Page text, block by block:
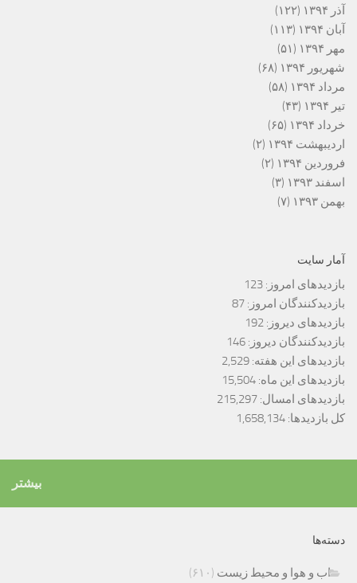
آذر ۱۳۹۴
(۱۲۲)
آبان ۱۳۹۴
(۱۱۳)
مهر ۱۳۹۴
(۵۱)
شهریور ۱۳۹۴
(۶۸)
مرداد ۱۳۹۴
(۵۸)
تیر ۱۳۹۴
(۴۳)
خرداد ۱۳۹۴
(۶۵)
اردیبهشت ۱۳۹۴
(۲)
فروردین ۱۳۹۴
(۲)
اسفند ۱۳۹۳
(۳)
بهمن ۱۳۹۳
(۷)
آمار سایت
بازدیدهای امروز: 123
بازدیدکنندگان امروز: 87
بازدیدهای دیروز: 192
بازدیدکنندگان دیروز: 146
بازدیدهای این هفته: 2,529
بازدیدهای این ماه: 15,504
بازدیدهای امسال: 215,297
کل بازدیدها: 1,658,134
بیشتر
دسته‌ها
اب و هوا و محیط زیست (۶۱۰)